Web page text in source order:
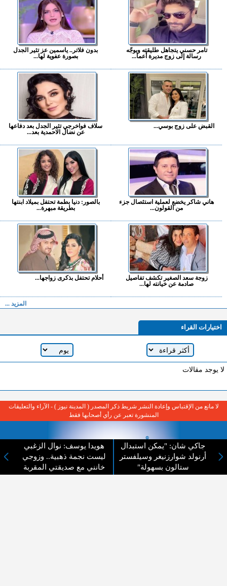
تامر حسني يتجاهل طليقته ويوجّه
رسالة إلى زوج مديرة أعما...
بدون فلاتر.. ياسمين عز تثير الجدل
بصورة عفوية لها...
القبض على زوج بوسي...
سلاف فواخرجي تثير الجدل بعد دفاعها
عن نضال الاحمدية بعد...
هاني شاكر يخضع لعملية استئصال جزء
من القولون...
بالصور: دنيا بطمة تحتفل بميلاد ابنتها
بطريقة مبهرة...
زوجة سعد الصغير تكشف تفاصيل
صادمة عن خيانته لها...
أحلام تحتفل بذكرى زواجها...
المزيد ...
اختيارات القراء
لا يوجد مقالات
جاكي شان: "يمكن استبدال
أرنولد شوارزنيغر وسيلفستر
ستالون بسهولة"
هويدا يوسف: نوال الزغبي
ليست نجمة ذهبية.. وزوجي
خانني مع صديقتي المقربة
لا مانع من الإقتباس وإعادة النشر شريط ذكر المصدر ( المدينة نيوز ) - الآراء والتعليقات
المنشورة تعبر عن رأي أصحابها فقط